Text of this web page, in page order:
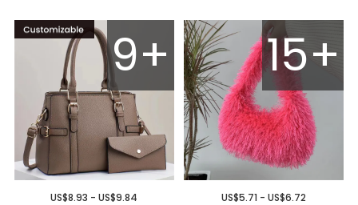
9+
US$8.93 - US$9.84
15+
US$5.71 - US$6.72